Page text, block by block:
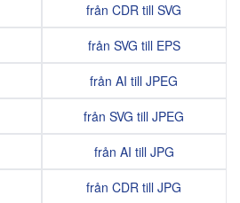
från CDR till SVG
från SVG till EPS
från AI till JPEG
från SVG till JPEG
från AI till JPG
från CDR till JPG